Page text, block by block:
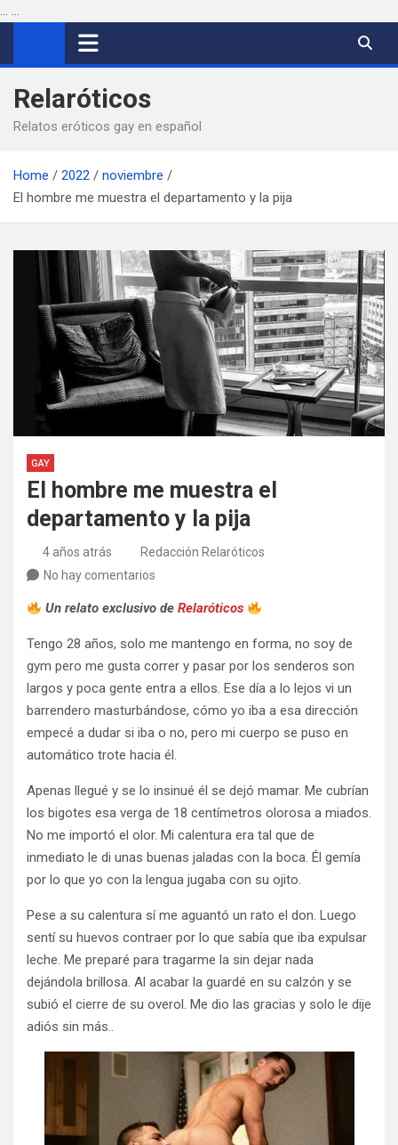
... ...
Relaróticos
Relatos eróticos gay en español
Home 2022
noviembre
El hombre me muestra el departamento y la pija
GAY
El hombre me muestra el
departamento y la pija
4 años atrás
Redacción Relaróticos
No hay comentarios
Un relato exclusivo deRelaróticos
Tengo 28 años, solo me mantengo en forma, no soy de
gym pero me gusta correr y pasar por los senderos son
largos y poca gente entra a ellos. Ese día a lo lejos vi un
barrendero masturbándose, cómo yo iba a esa dirección
empecé a dudar si iba o no, pero mi cuerpo se puso en
automático trote hacia él.
Apenas llegué y se lo insinué él se dejó mamar. Me cubrían
los bigotes esa verga de 18 centímetros olorosa a miados.
No me importó el olor. Mi calentura era tal que de
inmediato le di unas buenas jaladas con la boca. Él gemía
por lo que yo con la lengua jugaba con su ojito.
Pese a su calentura sí me aguantó un rato el don. Luego
sentí su huevos contraer por lo que sabía que iba expulsar
leche. Me preparé para tragarme la sin dejar nada
dejándola brillosa. Al acabar la guardé en su calzón y se
subió el cierre de su overol. Me dio las gracias y solo le dije
adiós sin más..